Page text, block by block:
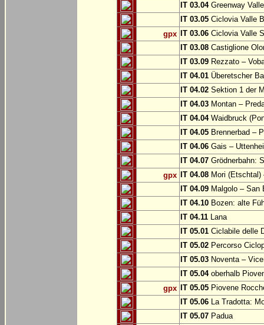
IT 03.04Greenway
IT 03.05 Ciclovia Valle
gpx
IT 03.06 Ciclovia Valle
IT 03.08 Castiglione
IT 03.09 Rezzato –
IT 04.01 Überetscher
IT 04.02 Sektion 1 der
IT 04.03 Montan –
IT 04.04Waidbruck
IT 04.05 Brennerbad –
IT 04.06 Gais –
IT 04.07 Grödnerbahn:
gpx
IT 04.08 Mori (Etschtal)
IT 04.09 Malgolo – San
IT 04.10 Bozen: alte
IT 04.11 Lana
IT 05.01 Ciclabile delle
IT 05.02 Percorso
IT 05.03 Noventa –
IT 05.04oberhalb
gpx
IT 05.05 Piovene
IT 05.06 La Tradotta:
IT 05.07 Padua